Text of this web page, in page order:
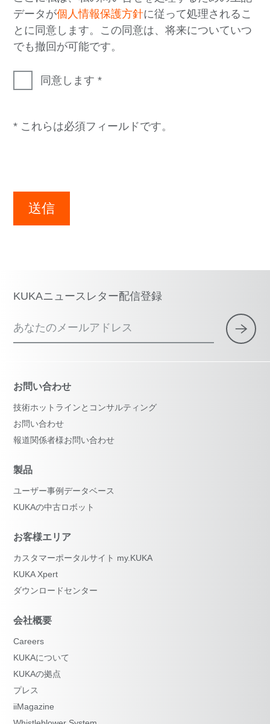
データが個人情報保護方針に従って処理されるこ
とに同意します。この同意は、将来についていつ
でも撤回が可能です。
同意します
* これらは必須フィールドです。
送信
KUKAニュースレター配信登録
あなたのメールアドレス
お問い合わせ
技術ホットラインとコンサルティング
お問い合わせ
報道関係者様お問い合わせ
製品
ユーザー事例データベース
KUKAの中古ロボット
お客様エリア
カスタマーポータルサイト my.KUKA
KUKA Xpert
ダウンロードセンター
会社概要
Careers
KUKAについて
KUKAの拠点
プレス
iiMagazine